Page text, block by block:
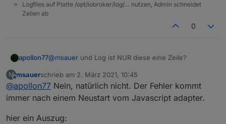
Logfiles auf Platte /opt/iobroker/log/… nutzen, Admin schneidet
Zeilen ab
0
apollon77@msauer und Log ist NUR diese eine Zeile?
M
Offline
msauerschrieb am 2. März 2021, 10:45
zuletzt editiert von
@apollon77 Nein, natürlich nicht. Der Fehler kommt
immer nach einem Neustart vom Javascript adapter.
hier ein Auszug: